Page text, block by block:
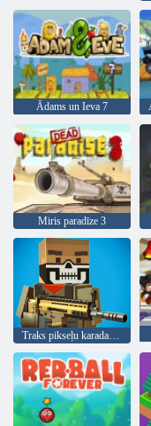
Ādams un Ieva 7
Miris paradīze 3